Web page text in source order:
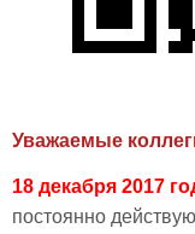
Уважаемые
18 декабря 2017
постоянно